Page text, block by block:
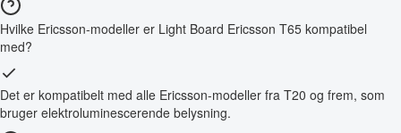
Hvilke Ericsson-modeller er Light Board Ericsson T65 kompatibel
med?
Det er kompatibelt med alle Ericsson-modeller fra T20 og frem, som
bruger elektroluminescerende belysning.